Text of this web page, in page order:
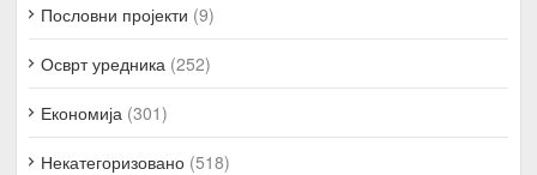
Пословни пројекти (9)
Осврт уредника (252)
Економија (301)
Некатегоризовано (518)